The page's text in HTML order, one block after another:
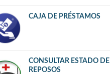
CAJA DE PRÉSTAMOS
CONSULTAR ESTADO DE
REPOSOS